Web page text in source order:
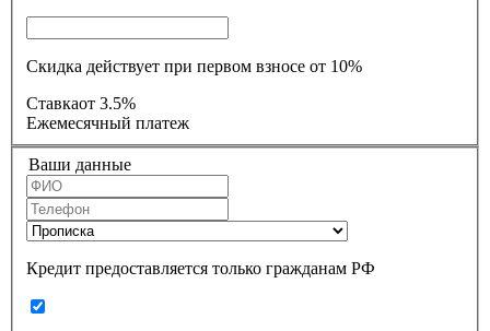
Скидка действует при первом взносе от 10%
Ставкаот 3.5%
Ежемесячный платеж
Ваши данные
Кредит предоставляется только гражданам РФ